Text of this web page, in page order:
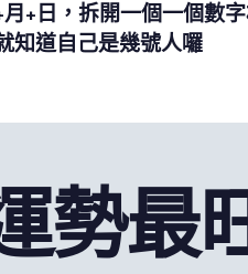
+日，拆開一個一個數
知道自己是幾號人囉
勢最